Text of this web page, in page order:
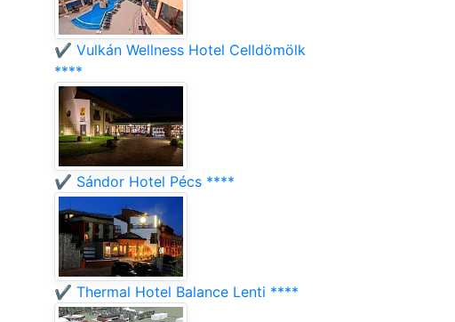
✔️ Vulkán Wellness Hotel Celldömölk
****
✔️ Sándor Hotel Pécs ****
✔️ Thermal Hotel Balance Lenti ****